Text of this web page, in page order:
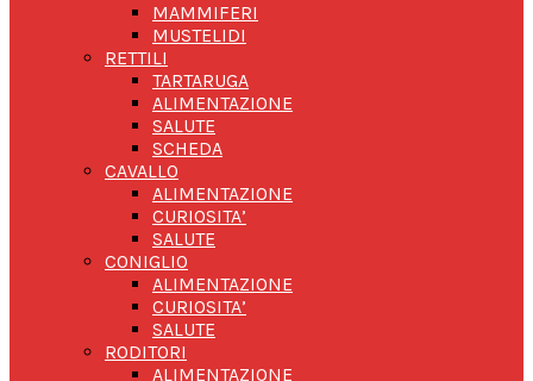
MAMMIFERI
MUSTELIDI
RETTILI
TARTARUGA
ALIMENTAZIONE
SALUTE
SCHEDA
CAVALLO
ALIMENTAZIONE
CURIOSITA’
SALUTE
CONIGLIO
ALIMENTAZIONE
CURIOSITA’
SALUTE
RODITORI
ALIMENTAZIONE